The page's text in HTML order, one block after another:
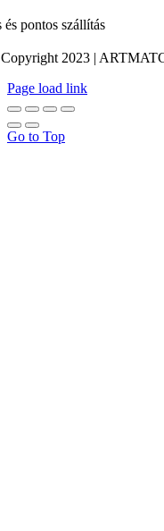
és pontos szállítás
Copyright 2023 |
Page load link
Go to Top